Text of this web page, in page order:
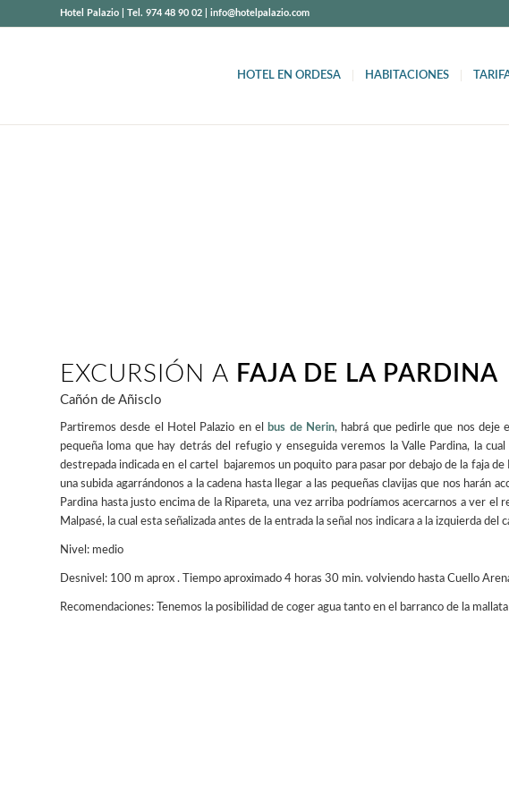
Hotel Palazio | Tel. 974 48 90 02 | info@hotelpalazio.com
HOTEL EN ORDESA HABITACIONES
EXCURSIÓN A FAJA DE LA PARDINA
Cañón de Añisclo
Partiremos desde el Hotel Palazio en el bus de Nerin, habrá que pedirle que nos deje
pequeña loma que hay detrás del refugio y enseguida veremos la Valle Pardina, la
destrepada indicada en el cartel bajaremos un poquito para pasar por debajo de la faja
una subida agarrándonos a la cadena hasta llegar a las pequeñas clavijas que nos harán
Pardina hasta justo encima de la Ripareta, una vez arriba podríamos acercarnos a ver
Malpasé, la cual esta señalizada antes de la entrada la señal nos indicara a la izquierda
Nivel: medio
Desnivel: 100 m aprox . Tiempo aproximado 4 horas 30 min. volviendo hasta Cuello
Recomendaciones: Tenemos la posibilidad de coger agua tanto en el barranco de la